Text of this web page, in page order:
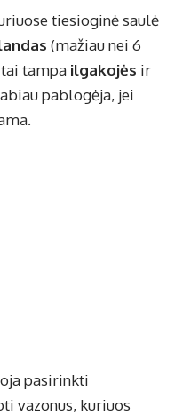
tiesioginė saulė
(mažiau nei 6
tampa ilgakojės ir
pablogėja, jei
pasirinkti
vazonus, kuriuos